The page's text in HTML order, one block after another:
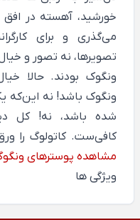
خورشید، آهسته در افق
می‌گذری و برای
تصویرها، نه تصور و
ونگوک بودند. حالا
ونگوک باشد! نه این‌که
شده باشد، نه! کل
کافی‌ست. کاتولوگ را
مشاهده پوسترهای
ویژگی ها